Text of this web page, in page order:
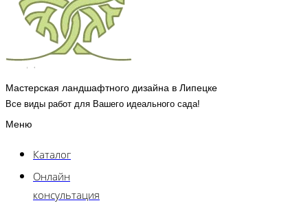
Мастерская ландшафтного дизайна в Липецке
Все виды работ для Вашего идеального сада!
Меню
Каталог
Онлайн
консультация